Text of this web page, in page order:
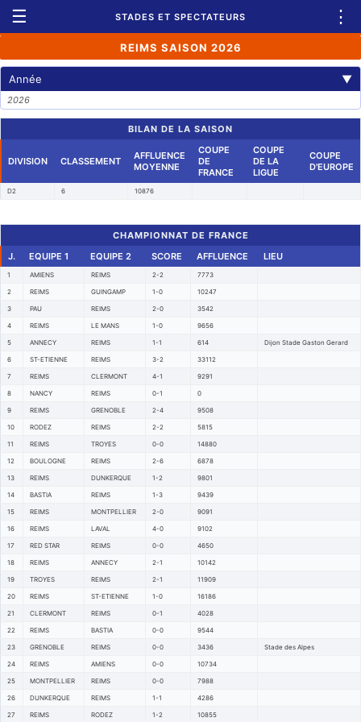
☰ STADES ET SPECTATEURS ⋮
REIMS SAISON 2026
Année ▼
2026
BILAN DE LA SAISON
DIVISION CLASSEMENT
AFFLUENCE
MOYENNE
COUPE
DE
FRANCE
COUPE
DE LA
LIGUE
COUPE
D'EUROPE
D2 6 10876
CHAMPIONNAT DE FRANCE
J.
EQUIPE 1 EQUIPE 2 SCORE AFFLUENCE LIEU
1 AMIENS REIMS 2-2 7773
2 REIMS GUINGAMP 1-0 10247
3 PAU REIMS 2-0 3542
4 REIMS LE MANS 1-0 9656
5 ANNECY REIMS 1-1 614 Dijon Stade Gaston Gerard
6 ST-ETIENNE REIMS 3-2 33112
7 REIMS CLERMONT 4-1 9291
8 NANCY REIMS 0-1 0
9 REIMS GRENOBLE 2-4 9508
10 RODEZ REIMS 2-2 5815
11 REIMS TROYES 0-0 14880
12 BOULOGNE REIMS 2-6 6878
13 REIMS DUNKERQUE 1-2 9801
14 BASTIA REIMS 1-3 9439
15 REIMS MONTPELLIER 2-0 9091
16 REIMS LAVAL 4-0 9102
17 RED STAR REIMS 0-0 4650
18 REIMS ANNECY 2-1 10142
19 TROYES REIMS 2-1 11909
20 REIMS ST-ETIENNE 1-0 16186
21 CLERMONT REIMS 0-1 4028
22 REIMS BASTIA 0-0 9544
23 GRENOBLE REIMS 0-0 3436 Stade des Alpes
24 REIMS AMIENS 0-0 10734
25 MONTPELLIER REIMS 0-0 7988
26 DUNKERQUE REIMS 1-1 4286
27 REIMS RODEZ 1-2 10855